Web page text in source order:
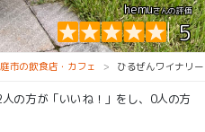
hemuさんの評価
5
市の飲食店・カフェ ひるぜんワイナリー
の方が「いいね！」をし、0人の方